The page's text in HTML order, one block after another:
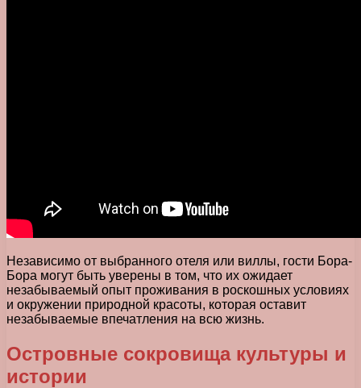
Независимо от выбранного отеля или виллы, гости Бора-
Бора могут быть уверены в том, что их ожидает
незабываемый опыт проживания в роскошных условиях
и окружении природной красоты, которая оставит
незабываемые впечатления на всю жизнь.
Островные сокровища культуры и
истории